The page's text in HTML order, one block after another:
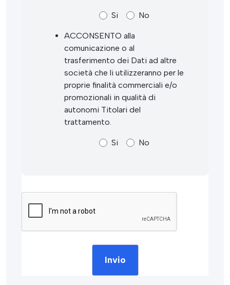
Si No
ACCONSENTO alla
comunicazione o al
trasferimento dei Dati ad altre
società che li utilizzeranno per le
proprie finalità commerciali e/o
promozionali in qualità di
autonomi Titolari del
trattamento.
Si No
Invio